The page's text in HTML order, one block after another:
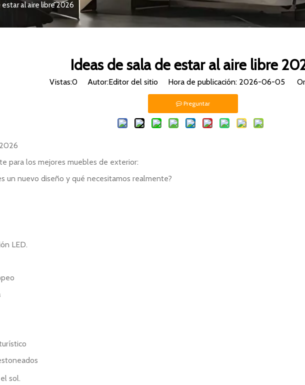
al aire libre 2026
Ideas de sala de estar al aire libre
Vistas:0 Autor:Editor del sitio Hora de publicación: 2026-06-05
Preguntar
para los mejores muebles de exterior:
un nuevo diseño y qué necesitamos realmente?
LED.
sol.